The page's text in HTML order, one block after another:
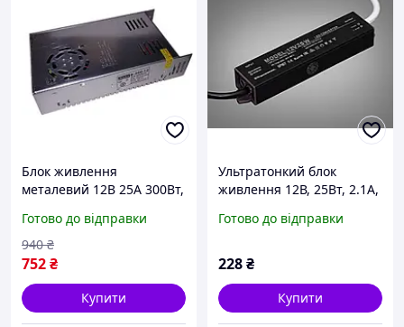
Блок живлення
металевий 12В 25А 300Вт,
CCTV, UAlectric buzyna
Готово до відправки
752₴
940 ₴
Купити
Ультратонкий блок
живлення 12В, 25Вт, 2.1А,
Готово до відправки
228₴
Купити